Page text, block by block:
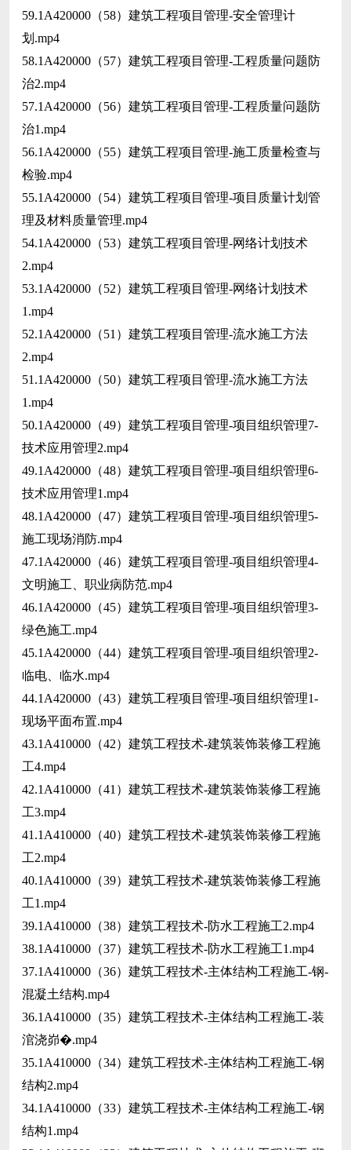
59.1A420000（58）建筑工程项目管理-安全管理计
划.mp4
58.1A420000（57）建筑工程项目管理-工程质量问题防
治2.mp4
57.1A420000（56）建筑工程项目管理-工程质量问题防
治1.mp4
56.1A420000（55）建筑工程项目管理-施工质量检查与
检验.mp4
55.1A420000（54）建筑工程项目管理-项目质量计划管
理及材料质量管理.mp4
54.1A420000（53）建筑工程项目管理-网络计划技术
2.mp4
53.1A420000（52）建筑工程项目管理-网络计划技术
1.mp4
52.1A420000（51）建筑工程项目管理-流水施工方法
2.mp4
51.1A420000（50）建筑工程项目管理-流水施工方法
1.mp4
50.1A420000（49）建筑工程项目管理-项目组织管理7-
技术应用管理2.mp4
49.1A420000（48）建筑工程项目管理-项目组织管理6-
技术应用管理1.mp4
48.1A420000（47）建筑工程项目管理-项目组织管理5-
施工现场消防.mp4
47.1A420000（46）建筑工程项目管理-项目组织管理4-
文明施工、职业病防范.mp4
46.1A420000（45）建筑工程项目管理-项目组织管理3-
绿色施工.mp4
45.1A420000（44）建筑工程项目管理-项目组织管理2-
临电、临水.mp4
44.1A420000（43）建筑工程项目管理-项目组织管理1-
现场平面布置.mp4
43.1A410000（42）建筑工程技术-建筑装饰装修工程施
工4.mp4
42.1A410000（41）建筑工程技术-建筑装饰装修工程施
工3.mp4
41.1A410000（40）建筑工程技术-建筑装饰装修工程施
工2.mp4
40.1A410000（39）建筑工程技术-建筑装饰装修工程施
工1.mp4
39.1A410000（38）建筑工程技术-防水工程施工2.mp4
38.1A410000（37）建筑工程技术-防水工程施工1.mp4
37.1A410000（36）建筑工程技术-主体结构工程施工-钢-
混凝土结构.mp4
36.1A410000（35）建筑工程技术-主体结构工程施工-装
涫浇峁�.mp4
35.1A410000（34）建筑工程技术-主体结构工程施工-钢
结构2.mp4
34.1A410000（33）建筑工程技术-主体结构工程施工-钢
结构1.mp4